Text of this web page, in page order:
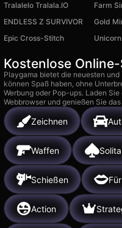
Tralalelo Tralala.IO
ENDLESS Z SURVIVOR
Gold
Epic Cross-Stitch
Kostenlose
Playgama bietet die neuesten
können Spaß haben, ohne
Werbung oder Pop-ups. Laden
Webbrowser und genießen Sie
Zeichnen
Waffen
Schießen
Action